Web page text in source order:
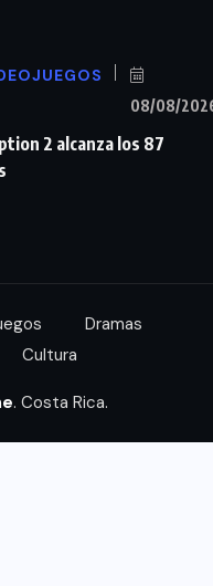
08/08/
2 alcanza los 87
Dramas
Cultura
. Costa Rica.